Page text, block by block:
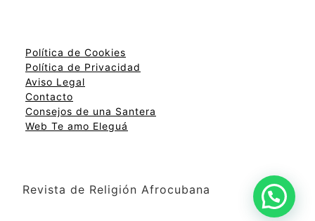
Política de Cookies
Política de Privacidad
Aviso Legal
Contacto
Consejos de una Santera
Web Te amo Eleguá
Revista de Religión Afrocubana